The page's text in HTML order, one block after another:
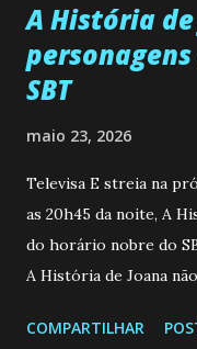
A História
SBT
maio 23, 2026
Televisa E streia na
as 20h45 da noite, A
do horário nobre do
A História de Joana
de 25/05/26 a 31/05/
COMPARTILHAR